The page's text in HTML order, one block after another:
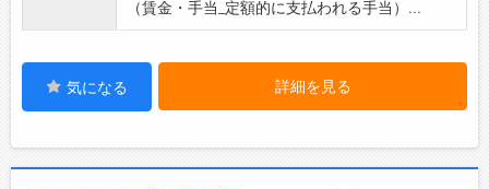
（賃金・手当_定額的に支払われる手当）...
気になる 詳細を見る